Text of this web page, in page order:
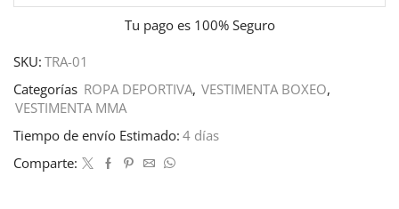
Tu pago es 100% Seguro
SKU: TRA-01
Categorías ROPA DEPORTIVA, VESTIMENTA BOXEO,
VESTIMENTA MMA
Tiempo de envío Estimado: 4 días
Comparte: